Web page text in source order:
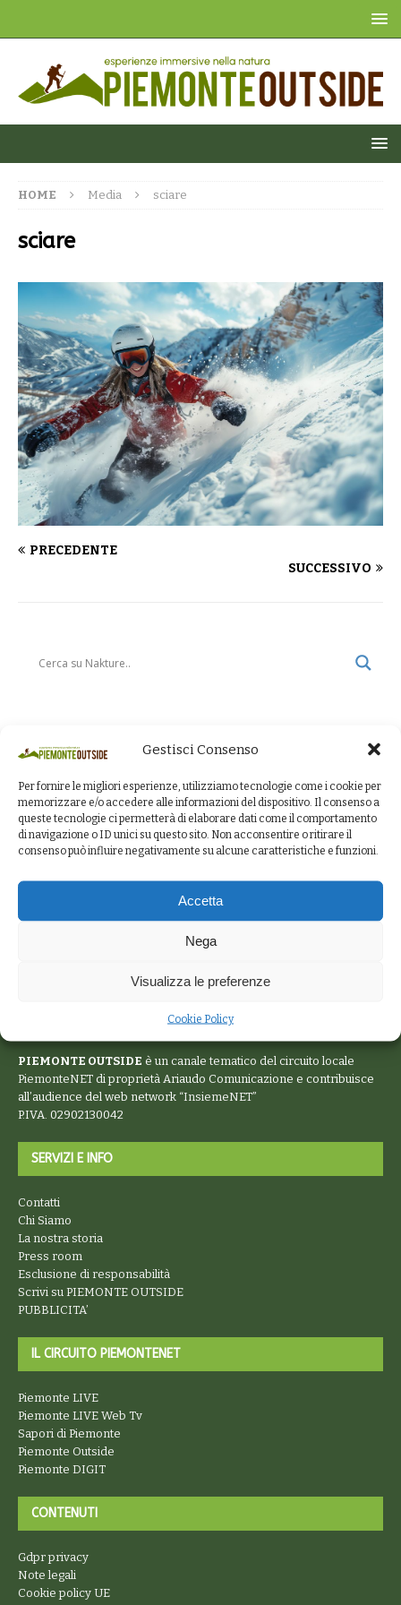
Gestisci Consenso
Per fornire le migliori esperienze, utilizziamo tecnologie come i cookie per
memorizzare e/o accedere alle informazioni del dispositivo. Il consenso a
queste tecnologie ci permetterà di elaborare dati come il comportamento
di navigazione o ID unici su questo sito. Non acconsentire o ritirare il
consenso può influire negativamente su alcune caratteristiche e funzioni.
Accetta
Nega
Visualizza le preferenze
Cookie Policy
HOME Media sciare
sciare
PRECEDENTE
SUCCESSIVO
PIEMONTE OUTSIDE è un canale tematico del circuito locale
PiemonteNET di proprietà Ariaudo Comunicazione e contribuisce
all’audience del web network “InsiemeNET”
P.IVA. 02902130042
SERVIZI E INFO
Contatti
Chi Siamo
La nostra storia
Press room
Esclusione di responsabilità
Scrivi su PIEMONTE OUTSIDE
PUBBLICITA’
IL CIRCUITO PIEMONTENET
Piemonte LIVE
Piemonte LIVE Web Tv
Sapori di Piemonte
Piemonte Outside
Piemonte DIGIT
CONTENUTI
Gdpr privacy
Note legali
Cookie policy UE